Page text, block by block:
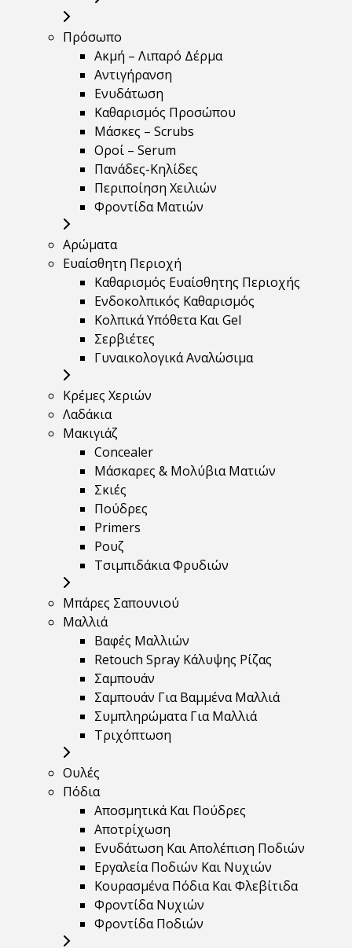
Πρόσωπο
Ακμή – Λιπαρό Δέρμα
Αντιγήρανση
Ενυδάτωση
Καθαρισμός Προσώπου
Μάσκες – Scrubs
Οροί – Serum
Πανάδες-Κηλίδες
Περιποίηση Χειλιών
Φροντίδα Ματιών
Αρώματα
Ευαίσθητη Περιοχή
Καθαρισμός Ευαίσθητης Περιοχής
Ενδοκολπικός Καθαρισμός
Κολπικά Υπόθετα Και Gel
Σερβιέτες
Γυναικολογικά Αναλώσιμα
Κρέμες Χεριών
Λαδάκια
Μακιγιάζ
Concealer
Μάσκαρες & Μολύβια Ματιών
Σκιές
Πούδρες
Primers
Ρουζ
Τσιμπιδάκια Φρυδιών
Μπάρες Σαπουνιού
Μαλλιά
Βαφές Μαλλιών
Retouch Spray Κάλυψης Ρίζας
Σαμπουάν
Σαμπουάν Για Βαμμένα Μαλλιά
Συμπληρώματα Για Μαλλιά
Τριχόπτωση
Ουλές
Πόδια
Αποσμητικά Και Πούδρες
Αποτρίχωση
Ενυδάτωση Και Απολέπιση Ποδιών
Εργαλεία Ποδιών Και Νυχιών
Κουρασμένα Πόδια Και Φλεβίτιδα
Φροντίδα Νυχιών
Φροντίδα Ποδιών